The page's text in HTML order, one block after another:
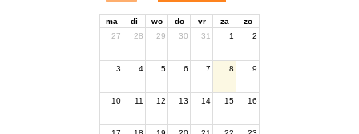
ma di wo do vr za
zo
27
28 29 30 31 1 2
3 4 5 6 7 8 9
10 11 12 13 14 15 16